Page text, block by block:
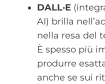
DALL·E
AI) brilla
nella resa del
È spesso più
produrre
anche se sui